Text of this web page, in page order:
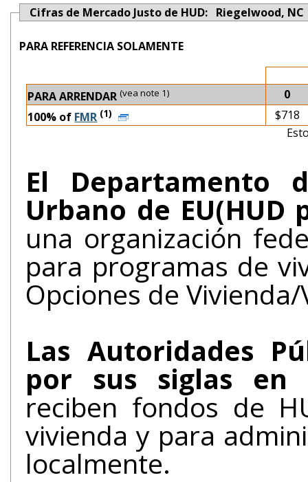
Cifras de Mercado Justo de HUD: Riegelwood, NC
PARA REFERENCIA SOLAMENTE
PARA ARRENDAR (vea note 1)
0
100% of FMR (1)
$718
El Departamento
Urbano de EU(HUD
una organización
para programas de
Opciones de
Las Autoridades
por sus siglas en
reciben fondos de
vivienda y para
localmente.